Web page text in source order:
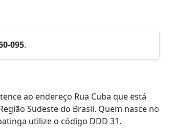
095.
ao endereço Rua Cuba que está
Sudeste do Brasil. Quem nasce no
utilize o código DDD 31.